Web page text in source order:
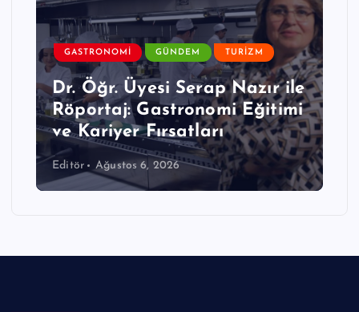
GASTRONOMI GÜNDEM TURIZM
Dr. Öğr. Üyesi Serap Nazır ile
Röportaj: Gastronomi Eğitimi
ve Kariyer Fırsatları
Editör Ağustos 6, 2026